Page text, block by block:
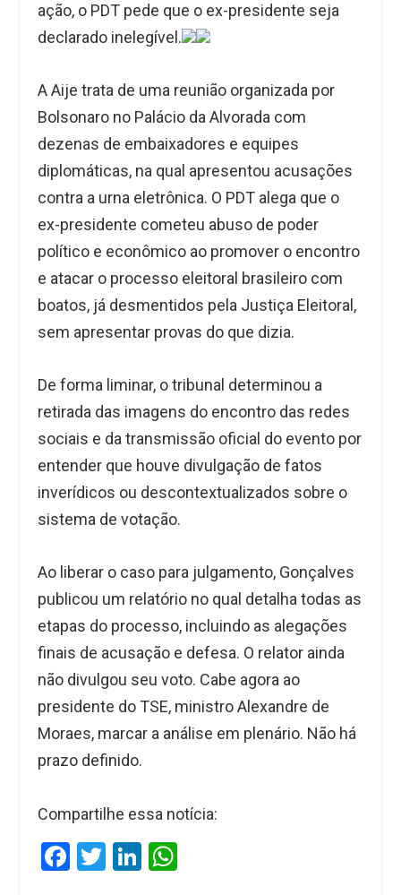
ação, o PDT pede que o ex-presidente seja
declarado inelegível.
A Aije trata de uma reunião organizada por
Bolsonaro no Palácio da Alvorada com
dezenas de embaixadores e equipes
diplomáticas, na qual apresentou acusações
contra a urna eletrônica. O PDT alega que o
ex-presidente cometeu abuso de poder
político e econômico ao promover o encontro
e atacar o processo eleitoral brasileiro com
boatos, já desmentidos pela Justiça Eleitoral,
sem apresentar provas do que dizia.
De forma liminar, o tribunal determinou a
retirada das imagens do encontro das redes
sociais e da transmissão oficial do evento por
entender que houve divulgação de fatos
inverídicos ou descontextualizados sobre o
sistema de votação.
Ao liberar o caso para julgamento, Gonçalves
publicou um relatório no qual detalha todas as
etapas do processo, incluindo as alegações
finais de acusação e defesa. O relator ainda
não divulgou seu voto. Cabe agora ao
presidente do TSE, ministro Alexandre de
Moraes, marcar a análise em plenário. Não há
prazo definido.
Compartilhe essa notícia:
F
T
Li